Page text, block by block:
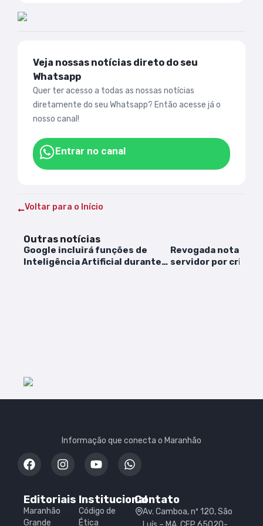
Veja nossas notícias direto do seu
Whatsapp
Quer ter acesso a todas as nossas notícias
diretamente do seu Whatsapp? Então acesse já o
nosso canal!
Entrar no canal
Voltar para o Início
Outras notícias
Google incluirá funções de
Inteligência Artificial durante
Revogada nota que
servidor por
Informação que conecta o Maranhão
Editoriais
Maranhão
Grande
Institucional
Código de
Ética
Contato
Av. Camboa, nº 120, São